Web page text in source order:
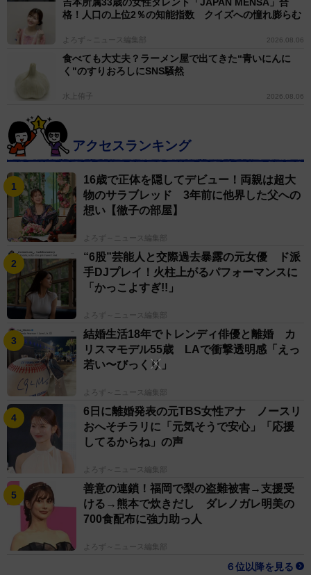
格！人口の上位2％の知能指数 クイズへの憧れ膨らむ
よろず～ニュース編集部 2026.08.06
食べても大丈夫？ラーメン屋で出てきた“青いにんに
く"のすりおろしにSNS騒然
水上侑子 2026.08.06
アクセスランキング
16歳で正体を隠してデビュー！両親は超大
物のサラブレッド 3年前に他界した父への
想い【徹子の部屋】
よろず～ニュース編集部
“6股”芸能人と交際過去暴露の元女優 ド派
手DJプレイ！火柱上がるパフォーマンスに
「かっこよすぎ!!」
よろず～ニュース編集部
結婚生活18年でトレンディ俳優と離婚 カ
リスマモデル55歳 LAで衝撃透明感「えっ
若い〜びっくり」
よろず～ニュース編集部
6日に離婚発表の元TBS女性アナ ノースリ
おへそチラリに「元気そうで安心」「応援
してるからね」の声
よろず～ニュース編集部
善意の連鎖！福岡で梨の盗難被害→支援受
ける→熊本で炊きだし ダレノガレ明美の
700食配布に強力助っ人
よろず～ニュース編集部
６位以降を見る